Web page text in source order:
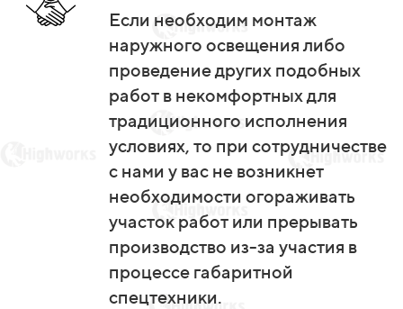
Если необходим монтаж
наружного освещения либо
проведение других подобных
работ в некомфортных для
традиционного исполнения
условиях, то при сотрудничестве
с нами у вас не возникнет
необходимости огораживать
участок работ или прерывать
производство из-за участия в
процессе габаритной
спецтехники.